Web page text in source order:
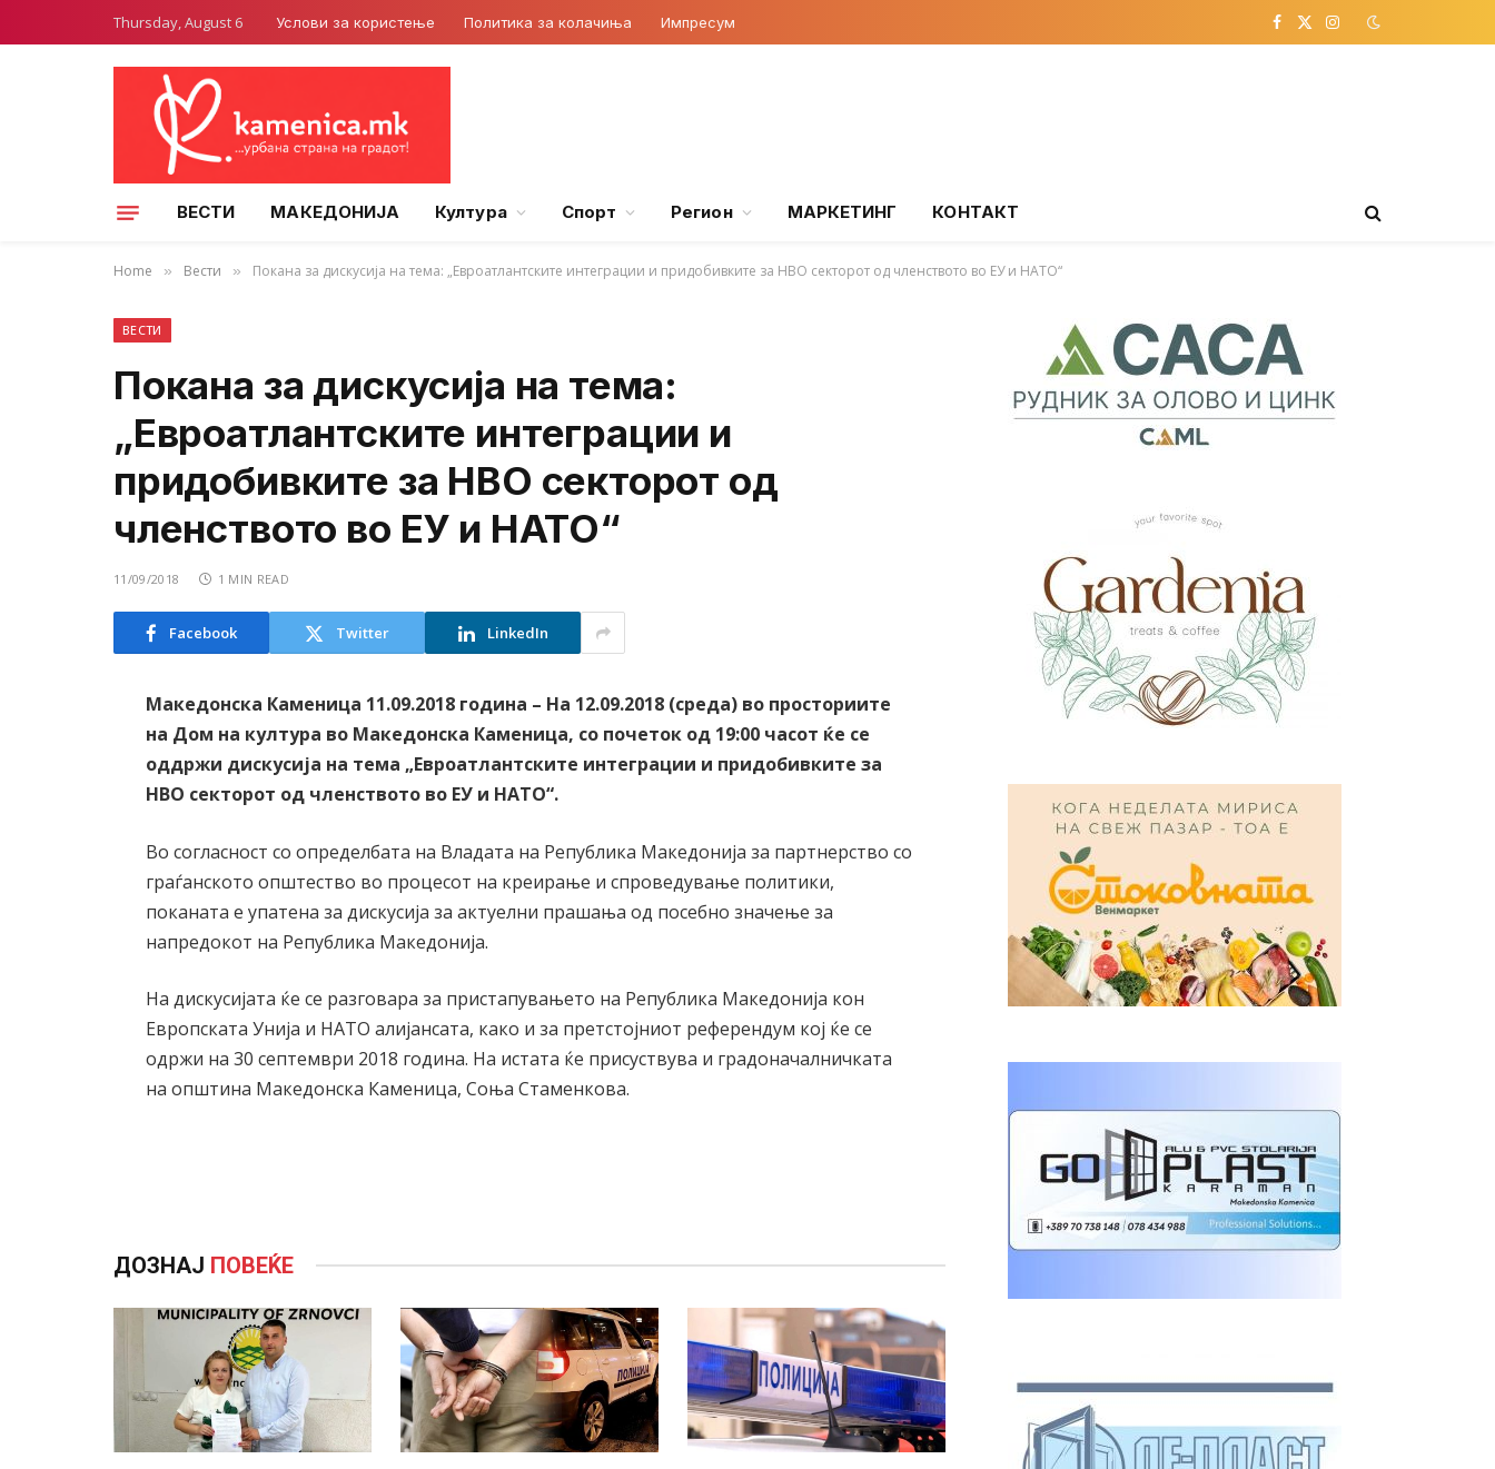
Thursday, August 6 Услови за користење Политика за колачиња Импресум Facebook
X
Instagram
ВЕСТИ МАКЕДОНИЈА Култура Спорт Регион МАРКЕТИНГ КОНТАКТ
Home » Вести » Покана за дискусија на тема: „Евроатлантските интеграции и придобивките за НВО секторот од членството во ЕУ и НАТО“
ВЕСТИ
Покана за дискусија на тема:
„Евроатлантските интеграции и
придобивките за НВО секторот од
членството во ЕУ и НАТО“
11/09/2018 1 MIN READ
Facebook Twitter LinkedIn
Македонска Каменица 11.09.2018 година – На 12.09.2018 (среда) во просториите
на Дом на култура во Македонска Каменица, со почеток од 19:00 часот ќе се
оддржи дискусија на тема „Евроатлантските интеграции и придобивките за
НВО секторот од членството во ЕУ и НАТО“.
Во согласност со определбата на Владата на Република Македонија за партнерство со
граѓанското општество во процесот на креирање и спроведување политики,
поканата е упатена за дискусија за актуелни прашања од посебно значење за
напредокот на Република Македонија.
На дискусијата ќе се разговара за пристапувањето на Република Македонија кон
Европската Унија и НАТО алијансата, како и за претстојниот референдум кој ќе се
одржи на 30 септември 2018 година. На истата ќе присуствува и градоначалничката
на општина Македонска Каменица, Соња Стаменкова.
ДОЗНАЈ ПОВЕЌЕ